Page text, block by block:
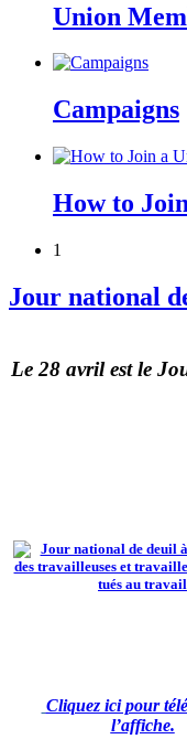
Union
Campaigns
How to
1
Jour national
Le 28 avril est le
Cliquez ici pour
l’affiche.